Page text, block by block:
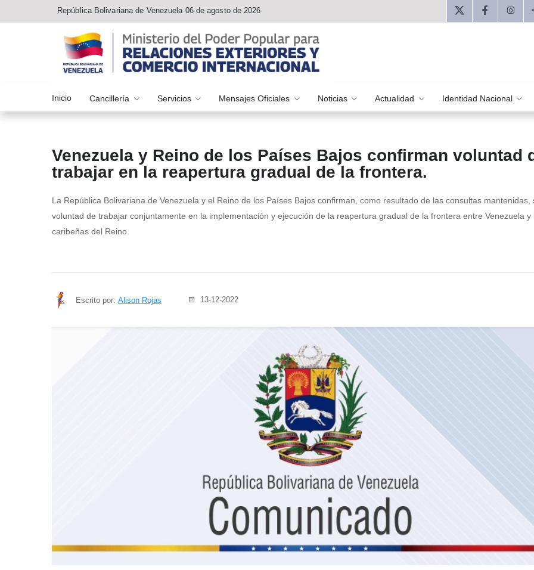
República Bolivariana de Venezuela 06 de agosto de 2026
Inicio Cancillería Servicios Mensajes Oficiales Noticias Actualidad Identidad Nacional
Venezuela y Reino de los Países Bajos confirman voluntad
trabajar en la reapertura gradual de la frontera.
La República Bolivariana de Venezuela y el Reino de los Países Bajos confirman, como resultado de las consultas mantenidas,
voluntad de trabajar conjuntamente en la implementación y ejecución de la reapertura gradual de la frontera entre Venezuela y
caribeñas del Reino.
Escrito por: Alison Rojas 13-12-2022